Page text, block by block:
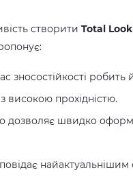
створити Total Look
зносостійкості
високою прохідністю.
дозволяє швидко